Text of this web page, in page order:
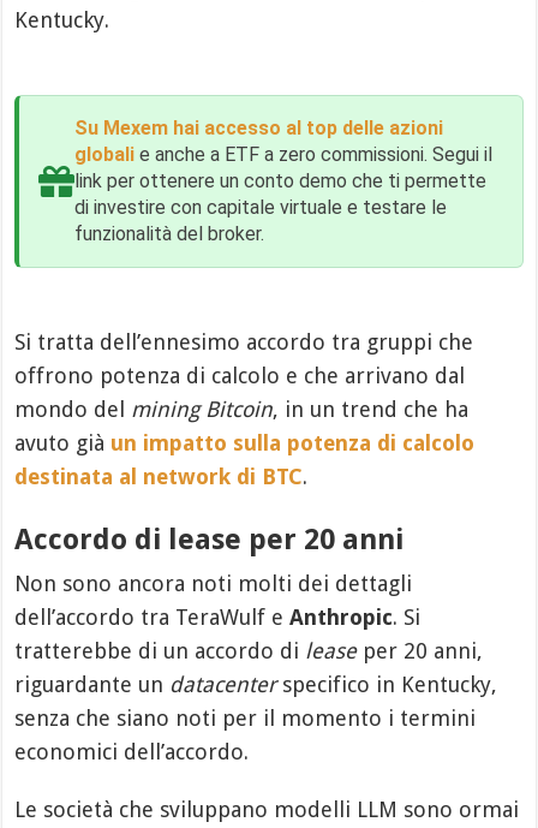
Kentucky.
Su Mexem hai accesso al top delle azioni
globali e anche a ETF a zero commissioni. Segui il
link per ottenere un conto demo che ti permette
di investire con capitale virtuale e testare le
funzionalità del broker.
Si tratta dell’ennesimo accordo tra gruppi che
offrono potenza di calcolo e che arrivano dal
mondo del mining Bitcoin, in un trend che ha
avuto già un impatto sulla potenza di calcolo
destinata al network di BTC.
Accordo di lease per 20 anni
Non sono ancora noti molti dei dettagli
dell’accordo tra TeraWulf eAnthropic. Si
tratterebbe di un accordo di leaseper 20 anni,
riguardante un datacenterspecifico in Kentucky,
senza che siano noti per il momento i termini
economici dell’accordo.
Le società che sviluppano modelli LLM sono ormai